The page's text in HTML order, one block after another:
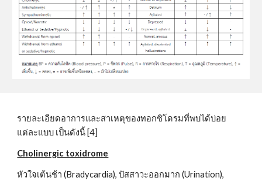
รายละเอียดอาการและสาเหตุของทอกซิโดรมที่พบได้บ่อย
แต่ละแบบ เป็นดังนี้ [4]
Cholinergic toxidrome
หัวใจเต้นช้า (Bradycardia), ปัสสาวะออกมาก (Urination),